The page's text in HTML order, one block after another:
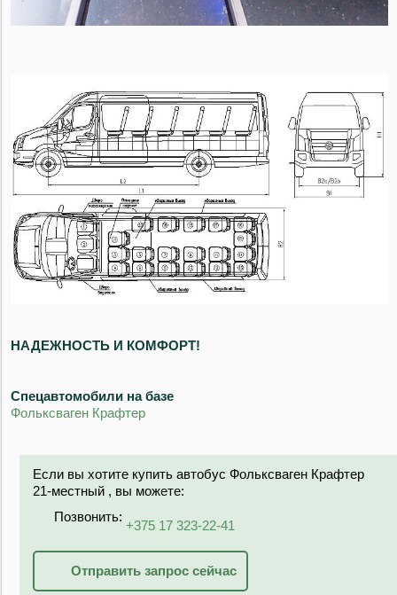
НАДЕЖНОСТЬ И КОМФОРТ!
Спецавтомобили на базе
Фольксваген Крафтер
Если вы хотите купить автобус Фольксваген Крафтер
21-местный , вы можете:
Позвонить:
+375 17 323-22-41
Отправить запрос сейчас